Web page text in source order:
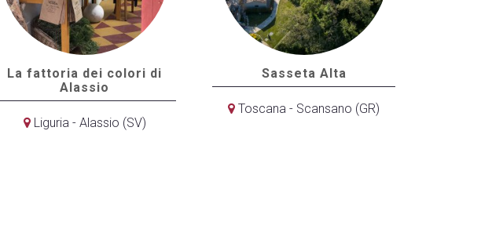
La fattoria dei colori di
Alassio
Liguria - Alassio (SV)
Sasseta Alta
Toscana - Scansano (GR)